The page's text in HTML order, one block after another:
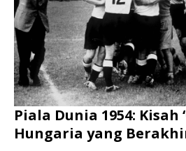
Piala Dunia 1954: Kisah
Hungaria yang